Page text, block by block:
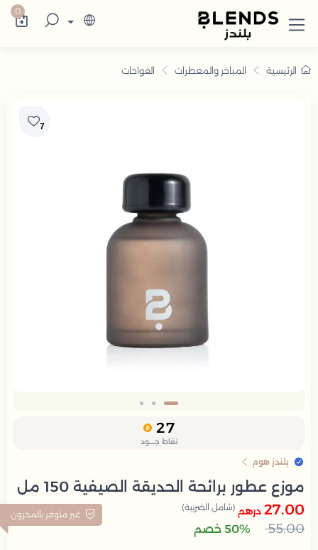
تسوّق من بلندز تشكيلة تضم ترامس القهوة 0
الرئيسية المباخر والمعطرات الفواحات
7
27
نقاط جــــود
بلندز هوم
موزع عطور برائحة الحديقة الصيفية 150 مل
غير متوفر بالمخزون 27.00 درهم (شامل الضريبة)
55.00 50% خصم